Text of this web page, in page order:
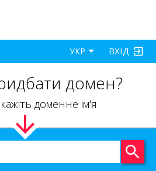
ВХІД
УКР
домен?
доменне ім'я